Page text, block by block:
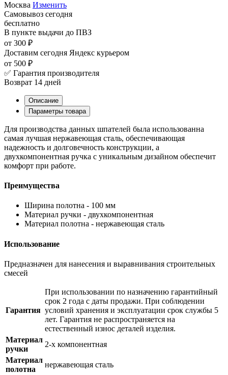
Москва Изменить
Самовывоз сегодня
бесплатно
В пункте выдачи до ПВЗ
от 300 ₽
Доставим сегодня Яндекс курьером
от 500 ₽
✅ Гарантия производителя
Возврат 14 дней
Описание
Параметры товара
Для производства данных шпателей была использованна
самая лучшая нержавеющая сталь, обеспечивающая
надежность и долговечность конструкции, а
двухкомпонентная ручка с уникальным дизайном обеспечит
комфорт при работе.
Преимущества
Ширина полотна - 100 мм
Материал ручки - двухкомпонентная
Материал полотна - нержавеющая сталь
Использование
Предназначен для нанесения и выравнивания строительных
смесей
Гарантия
При использовании по назначению гарантийный
срок 2 года с даты продажи. При соблюдении
условий хранения и эксплуатации срок службы 5
лет. Гарантия не распространяется на
естественный износ деталей изделия.
Материал
ручки
2-х компонентная
Материал
полотна
нержавеющая сталь